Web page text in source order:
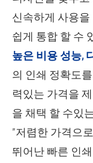
신속하게 사용
쉽게 통합 할 수
높은 비용 성능,
의 인쇄 정확도
력있는 가격을
을 채택 할 수있
"저렴한 가격으
뛰어난 빠른 인